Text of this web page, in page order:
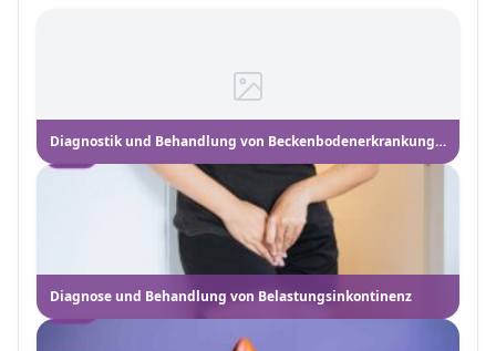
Diagnostik und Behandlung von Beckenbodenerkrankungen
Diagnose und Behandlung von Belastungsinkontinenz